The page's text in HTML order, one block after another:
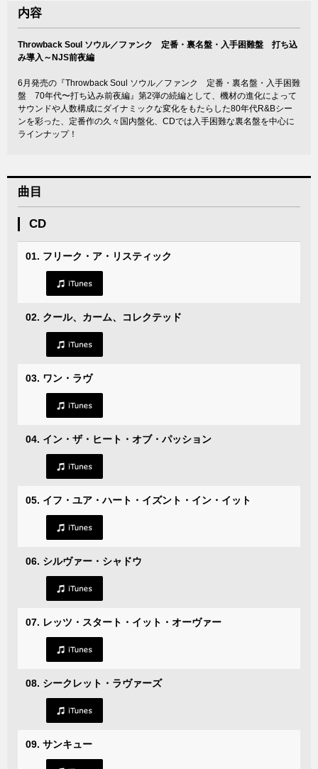
内容
Throwback Soul ソウル／ファンク 定番・裏名盤・入手困難盤 打ち込
み導入～NJS前夜編
6月発売の『Throwback Soul ソウル／ファンク 定番・裏名盤・入手困難
盤 70年代〜打ち込み前夜編』第2弾の続編として、機材の進化によって
サウンドや人数構成にダイナミックな変化をもたらした80年代R&Bシー
ンを彩った、定番作の久々国内盤化、CDでは入手困難な裏名盤を中心に
ラインナップ！
曲目
CD
01. フリーク・ア・リスティック
02. クール、カーム、コレクテッド
03. ワン・ラヴ
04. イン・ザ・ヒート・オブ・パッション
05. イフ・ユア・ハート・イズント・イン・イット
06. シルヴァー・シャドウ
07. レッツ・スタート・イット・オーヴァー
08. シークレット・ラヴァーズ
09. サンキュー